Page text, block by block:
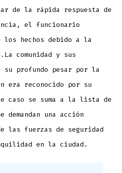
de la rápida respuesta de
el funcionario
hechos debido a la
comunidad y sus
su profundo pesar por la
era reconocido por su
caso se suma a la lista de
una acción
las fuerzas de seguridad
en la ciudad.